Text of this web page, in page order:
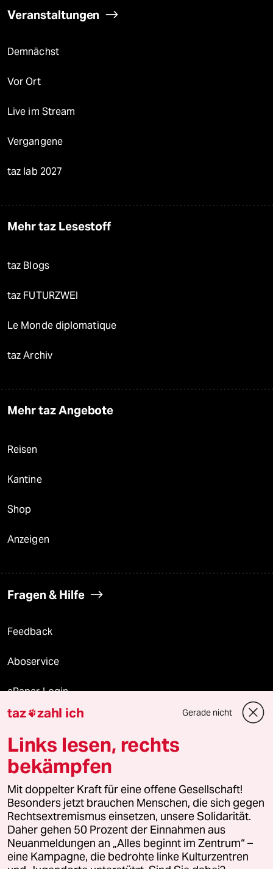
Veranstaltungen
Demnächst
Vor Ort
Live im Stream
Vergangene
taz lab 2027
Mehr taz Lesestoff
taz Blogs
taz FUTURZWEI
Le Monde diplomatique
taz Archiv
Mehr taz Angebote
Reisen
Kantine
Shop
Anzeigen
Fragen & Hilfe
Feedback
Aboservice
ePaper Login
Downloads für Abonnierende
© 2026 taz Verlags und Vertriebs GmbH
Alle Rechte vorbehalten. Bei rechtlichen Fragen oder für Genehmigungen
wenden Sie sich bitte an
lizenzen@taz.de
Feedback Redaktionsstatut Kommune-Richtlinien
Leitlinie Informant Datenschutz Impressum AGB
taz zahl ich Gerade nicht
Links lesen, rechts
bekämpfen
Mit doppelter Kraft für eine offene Gesellschaft!
Besonders jetzt brauchen Menschen, die sich gegen
Rechtsextremismus einsetzen, unsere Solidarität.
Daher gehen 50 Prozent der Einnahmen aus
Neuanmeldungen an „Alles beginnt im Zentrum“ –
eine Kampagne, die bedrohte linke Kulturzentren